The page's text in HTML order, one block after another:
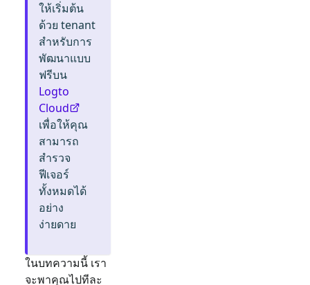
ให้เริ่มต้น
ด้วย tenant
สำหรับการ
พัฒนาแบบ
ฟรีบน
Logto
Cloud
เพื่อให้คุณ
สามารถ
สำรวจ
ฟีเจอร์
ทั้งหมดได้
อย่าง
ง่ายดาย
ในบทความนี้ เรา
จะพาคุณไปทีละ